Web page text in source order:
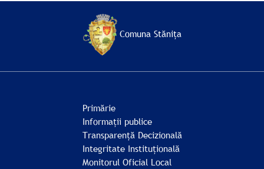
Comuna Stănița
Primărie
Informații publice
Transparență Decizională
Integritate Instituțională
Monitorul Oficial Local